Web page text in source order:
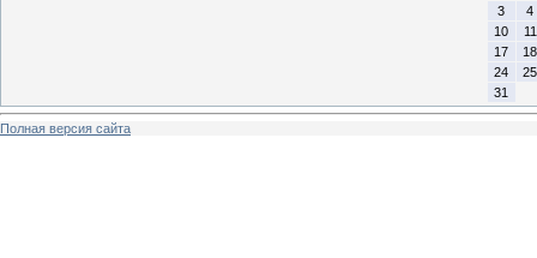
3
4
10
11
17
18
24
25
31
Полная версия сайта